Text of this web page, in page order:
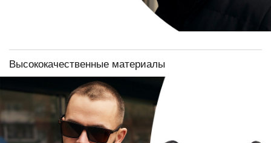
Высококачественные материалы